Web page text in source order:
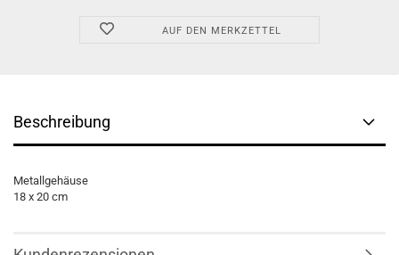
AUF DEN MERKZETTEL
Beschreibung
Metallgehäuse
18 x 20 cm